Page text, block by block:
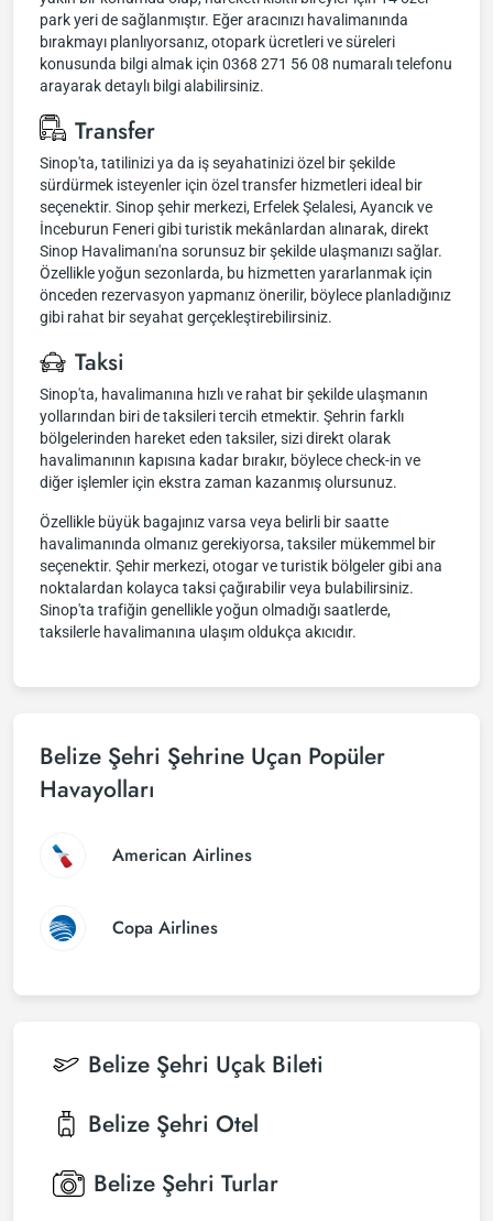
park yeri de sağlanmıştır. Eğer aracınızı havalimanında
bırakmayı planlıyorsanız, otopark ücretleri ve süreleri
konusunda bilgi almak için 0368 271 56 08 numaralı telefonu
arayarak detaylı bilgi alabilirsiniz.
Transfer
Sinop'ta, tatilinizi ya da iş seyahatinizi özel bir şekilde
sürdürmek isteyenler için özel transfer hizmetleri ideal bir
seçenektir. Sinop şehir merkezi, Erfelek Şelalesi, Ayancık ve
İnceburun Feneri gibi turistik mekânlardan alınarak, direkt
Sinop Havalimanı'na sorunsuz bir şekilde ulaşmanızı sağlar.
Özellikle yoğun sezonlarda, bu hizmetten yararlanmak için
önceden rezervasyon yapmanız önerilir, böylece planladığınız
gibi rahat bir seyahat gerçekleştirebilirsiniz.
Taksi
Sinop'ta, havalimanına hızlı ve rahat bir şekilde ulaşmanın
yollarından biri de taksileri tercih etmektir. Şehrin farklı
bölgelerinden hareket eden taksiler, sizi direkt olarak
havalimanının kapısına kadar bırakır, böylece check-in ve
diğer işlemler için ekstra zaman kazanmış olursunuz.
Özellikle büyük bagajınız varsa veya belirli bir saatte
havalimanında olmanız gerekiyorsa, taksiler mükemmel bir
seçenektir. Şehir merkezi, otogar ve turistik bölgeler gibi ana
noktalardan kolayca taksi çağırabilir veya bulabilirsiniz.
Sinop'ta trafiğin genellikle yoğun olmadığı saatlerde,
taksilerle havalimanına ulaşım oldukça akıcıdır.
Belize Şehri Şehrine Uçan Popüler
Havayolları
American Airlines
Copa Airlines
Belize Şehri Uçak Bileti
Belize Şehri Otel
Belize Şehri Turlar